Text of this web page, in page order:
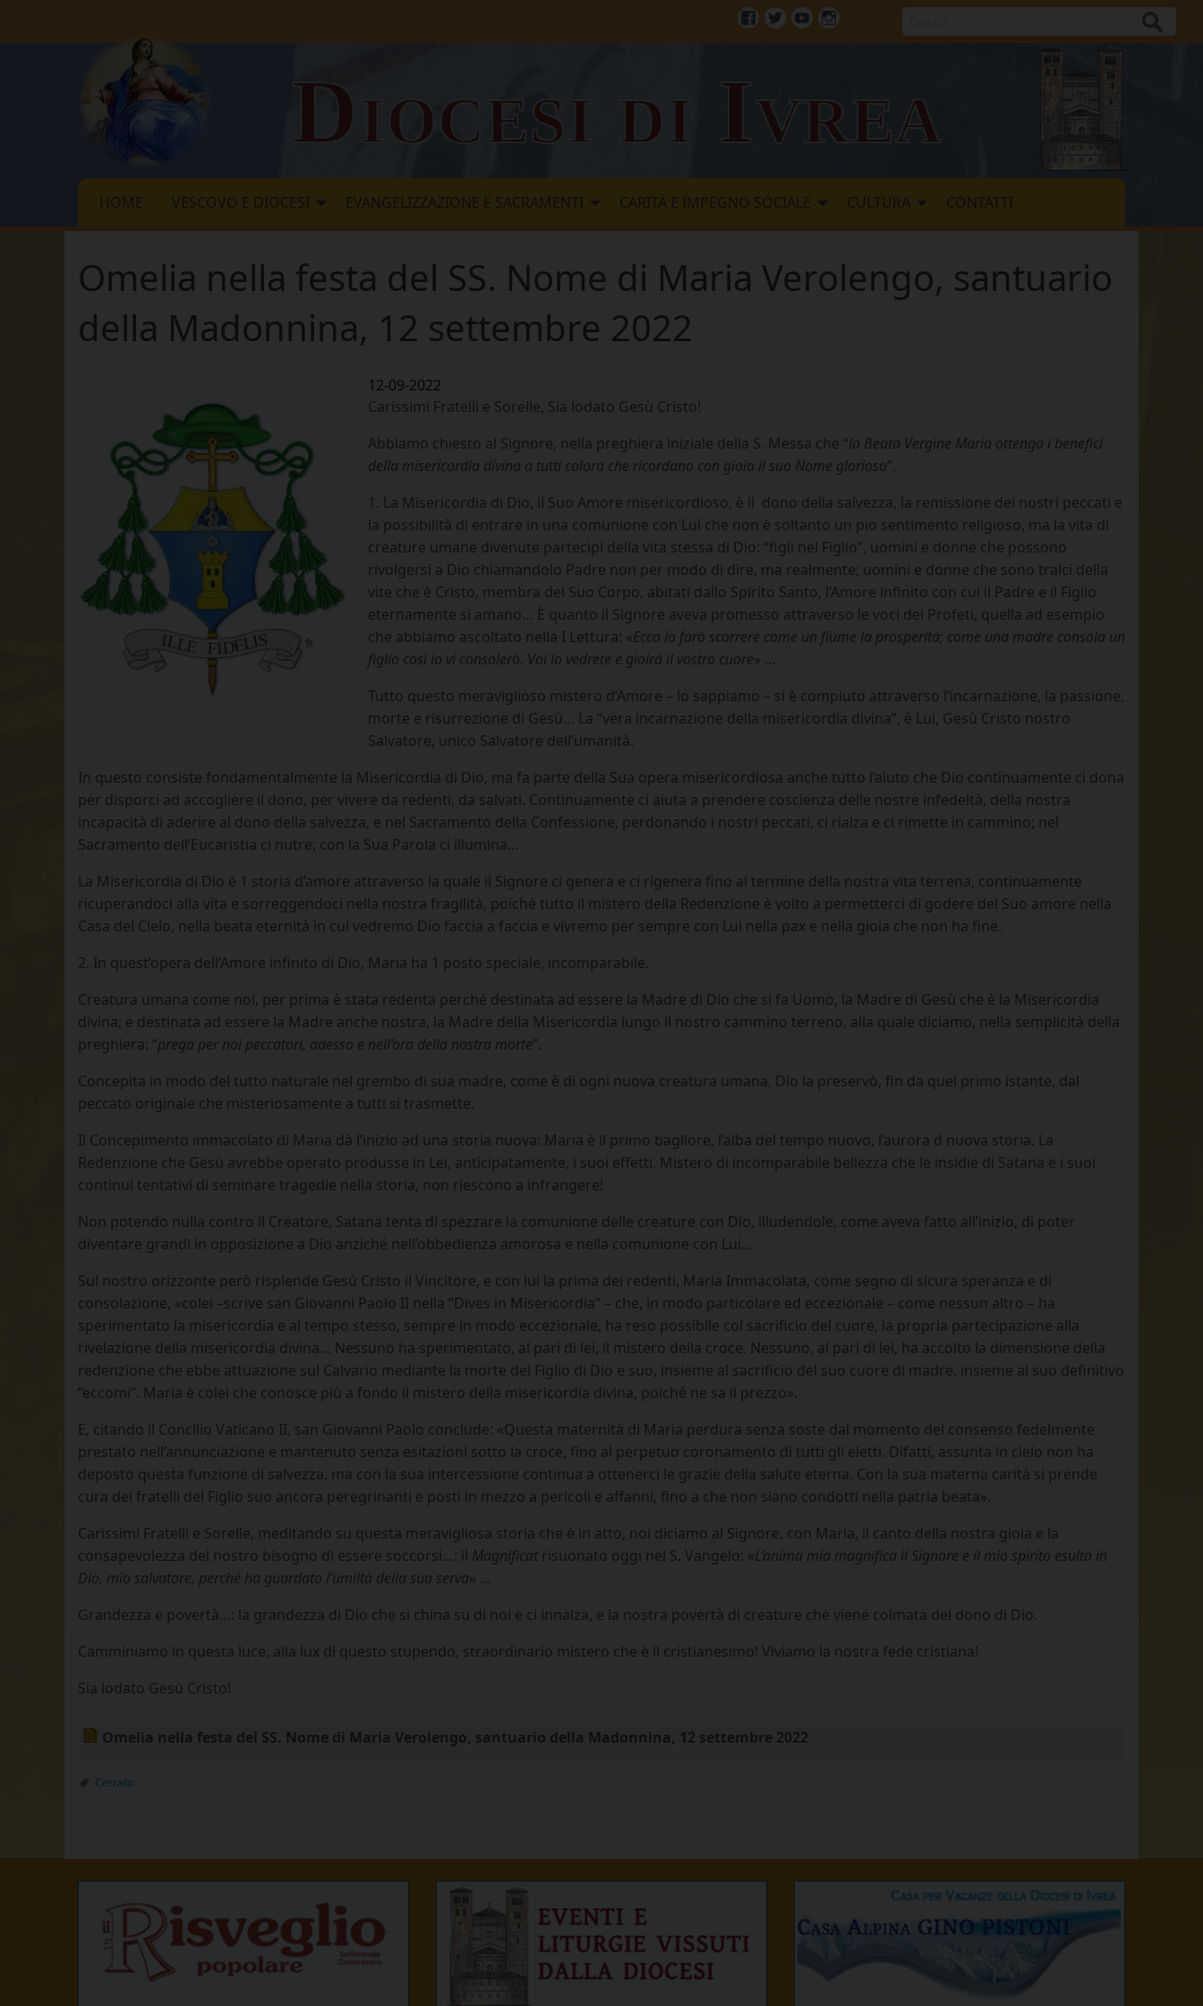
Diocesi di Ivrea
HOME VESCOVO E DIOCESI EVANGELIZZAZIONE E SACRAMENTI CARITÀ E IMPEGNO SOCIALE CULTURA CONTATTI
Omelia nella festa del SS. Nome di Maria Verolengo, santuario
della Madonnina, 12 settembre 2022
12-09-2022
Carissimi Fratelli e Sorelle, Sia lodato Gesù Cristo!
Abbiamo chiesto al Signore, nella preghiera iniziale della S. Messa che “la Beata Vergine Maria ottenga i benefici
della misericordia divina a tutti coloro che ricordano con gioia il suo Nome glorioso”.
1. La Misericordia di Dio, il Suo Amore misericordioso, è il
dono della salvezza, la remissione dei nostri peccati e
la possibilità di entrare in una comunione con Lui che non è soltanto un pio sentimento religioso, ma la vita di
creature umane divenute partecipi della vita stessa di Dio: “figli nel Figlio”, uomini e donne che possono
rivolgersi a Dio chiamandolo Padre non per modo di dire, ma realmente; uomini e donne che sono tralci della
vite che è Cristo, membra del Suo Corpo, abitati dallo Spirito Santo, l’Amore infinito con cui il Padre e il Figlio
eternamente si amano… È quanto il Signore aveva promesso attraverso le voci dei Profeti, quella ad esempio
che abbiamo ascoltato nella I Lettura: «Ecco io farò scorrere come un fiume la prosperità; come una madre consola un
figlio così io vi consolerò. Voi lo vedrete e gioirà il vostro cuore» …
Tutto questo meraviglioso mistero d’Amore – lo sappiamo – si è compiuto attraverso l’incarnazione, la passione,
morte e risurrezione di Gesù… La “vera incarnazione della misericordia divina”, è Lui, Gesù Cristo nostro
Salvatore, unico Salvatore dell’umanità.
In questo consiste fondamentalmente la Misericordia di Dio, ma fa parte della Sua opera misericordiosa anche tutto l’aiuto che Dio continuamente ci dona
per disporci ad accogliere il dono, per vivere da redenti, da salvati. Continuamente ci aiuta a prendere coscienza delle nostre infedeltà, della nostra
incapacità di aderire al dono della salvezza, e nel Sacramento della Confessione, perdonando i nostri peccati, ci rialza e ci rimette in cammino; nel
Sacramento dell’Eucaristia ci nutre; con la Sua Parola ci illumina…
La Misericordia di Dio è 1 storia d’amore attraverso la quale il Signore ci genera e ci rigenera fino al termine della nostra vita terrena, continuamente
ricuperandoci alla vita e sorreggendoci nella nostra fragilità, poiché tutto il mistero della Redenzione è volto a permetterci di godere del Suo amore nella
Casa del Cielo, nella beata eternità in cui vedremo Dio faccia a faccia e vivremo per sempre con Lui nella pax e nella gioia che non ha fine.
2. In quest’opera dell’Amore infinito di Dio, Maria ha 1 posto speciale, incomparabile.
Creatura umana come noi, per prima è stata redenta perché destinata ad essere la Madre di Dio che si fa Uomo, la Madre di Gesù che è la Misericordia
divina; e destinata ad essere la Madre anche nostra, la Madre della Misericordia lungo il nostro cammino terreno, alla quale diciamo, nella semplicità della
preghiera: “prega per noi peccatori, adesso e nell’ora della nostra morte”.
Concepita in modo del tutto naturale nel grembo di sua madre, come è di ogni nuova creatura umana, Dio la preservò, fin da quel primo istante, dal
peccato originale che misteriosamente a tutti si trasmette.
Il Concepimento immacolato di Maria dà l’inizio ad una storia nuova: Maria è il primo bagliore, l’alba del tempo nuovo, l’aurora d nuova storia. La
Redenzione che Gesù avrebbe operato produsse in Lei, anticipatamente, i suoi effetti. Mistero di incomparabile bellezza che le insidie di Satana e i suoi
continui tentativi di seminare tragedie nella storia, non riescono a infrangere!
Non potendo nulla contro il Creatore, Satana tenta di spezzare la comunione delle creature con Dio, illudendole, come aveva fatto all’inizio, di poter
diventare grandi in opposizione a Dio anziché nell’obbedienza amorosa e nella comunione con Lui…
Sul nostro orizzonte però risplende Gesù Cristo il Vincitore, e con lui la prima dei redenti, Maria Immacolata, come segno di sicura speranza e di
consolazione, «colei –scrive san Giovanni Paolo II nella “Dives in Misericordia” – che, in modo particolare ed eccezionale – come nessun altro – ha
sperimentato la misericordia e al tempo stesso, sempre in modo eccezionale, ha reso possibile col sacrificio del cuore, la propria partecipazione alla
rivelazione della misericordia divina… Nessuno ha sperimentato, al pari di lei, il mistero della croce. Nessuno, al pari di lei, ha accolto la dimensione della
redenzione che ebbe attuazione sul Calvario mediante la morte del Figlio di Dio e suo, insieme al sacrificio del suo cuore di madre, insieme al suo definitivo
“eccomi”. Maria è colei che conosce più a fondo il mistero della misericordia divina, poiché ne sa il prezzo».
E, citando il Concilio Vaticano II, san Giovanni Paolo conclude: «Questa maternità di Maria perdura senza soste dal momento del consenso fedelmente
prestato nell’annunciazione e mantenuto senza esitazioni sotto la croce, fino al perpetuo coronamento di tutti gli eletti. Difatti, assunta in cielo non ha
deposto questa funzione di salvezza, ma con la sua intercessione continua a ottenerci le grazie della salute eterna. Con la sua materna carità si prende
cura dei fratelli del Figlio suo ancora peregrinanti e posti in mezzo a pericoli e affanni, fino a che non siano condotti nella patria beata».
Carissimi Fratelli e Sorelle, meditando su questa meravigliosa storia che è in atto, noi diciamo al Signore, con Maria, il canto della nostra gioia e la
consapevolezza del nostro bisogno di essere soccorsi…: il Magnificat risuonato oggi nel S. Vangelo: «L’anima mia magnifica il Signore e il mio spirito esulta in
Dio, mio salvatore, perché ha guardato l’umiltà della sua serva» …
Grandezza e povertà…: la grandezza di Dio che si china su di noi e ci innalza, e la nostra povertà di creature che viene colmata del dono di Dio.
Camminiamo in questa luce, alla lux di questo stupendo, straordinario mistero che è il cristianesimo! Viviamo la nostra fede cristiana!
Sia lodato Gesù Cristo!
Omelia nella festa del SS. Nome di Maria Verolengo, santuario della Madonnina, 12 settembre 2022
Cerrato